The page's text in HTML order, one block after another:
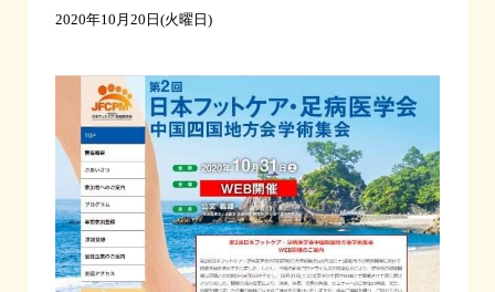
2020年10月20日(火曜日)